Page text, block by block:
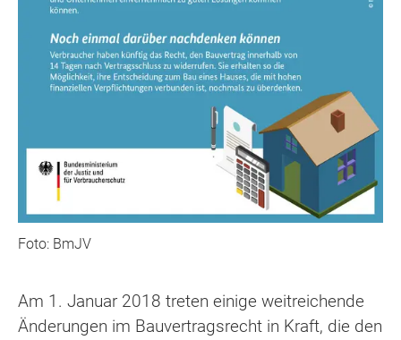
Foto: BmJV
Am 1. Januar 2018 treten einige weitreichende
Änderungen im Bauvertragsrecht in Kraft, die den